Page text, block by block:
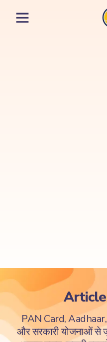
PAN Card,
और सरकारी योजनाओं से